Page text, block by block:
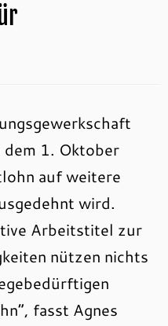
dem 1. Oktober
auf weitere
wird.
Arbeitstitel zur
nützen nichts
fasst Agnes